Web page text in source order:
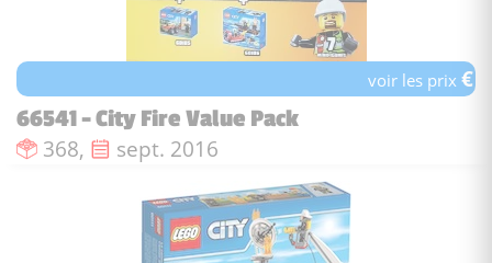
voir les prix€
66541 - City Fire Value Pack
Nombre de pièces :
368, Date de sortie :
sept. 2016